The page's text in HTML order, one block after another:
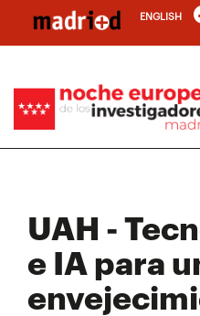
contenido
ENGLISH
UAH -
e IA para